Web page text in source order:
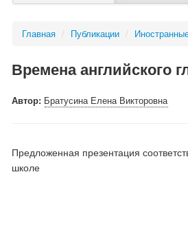
Главная / Публикации /
Времена английского
Автор: Братусина Елена Викторовна
Предложенная презентация
школе